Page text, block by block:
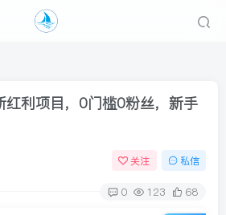
利项目，0门槛0粉丝，新手
关注 私信
0 123 68